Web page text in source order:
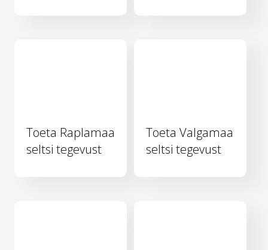
Toeta Raplamaa
seltsi tegevust
Toeta Valgamaa
seltsi tegevust